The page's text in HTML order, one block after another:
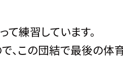
練習しています。
、この団結で最後の体